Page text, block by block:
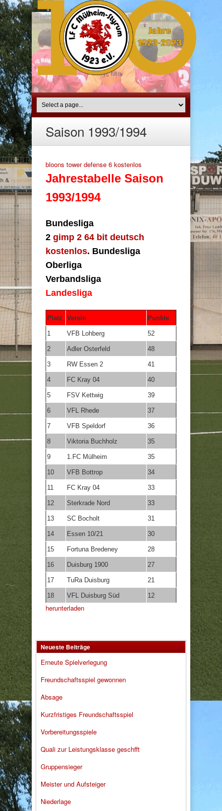
Saison 1993/1994
bloons tower defense 6 kostenlos
Jahrestabelle Saison
1993/1994
Bundesliga
2 gimp 2 64 bit deutsch
kostenlos. Bundesliga
Oberliga
Verbandsliga
Landesliga
Platz Verein Punkte
1 VFB Lohberg 52
2 Adler Osterfeld 48
3 RW Essen 2 41
4 FC Kray 04 40
5 FSV Kettwig 39
6 VFL Rhede 37
7 VFB Speldorf 36
8 Viktoria Buchholz 35
9 1.FC Mülheim 35
10 VFB Bottrop 34
11 FC Kray 04 33
12 Sterkrade Nord 33
13 SC Bocholt 31
14 Essen 10/21 30
15 Fortuna Bredeney 28
16 Duisburg 1900 27
17 TuRa Duisburg 21
18 VFL Duisburg Süd 12
herunterladen
Neueste Beiträge
Erneute Spielverlegung
Freundschaftsspiel gewonnen
Absage
Kurzfristiges Freundschaftsspiel
Vorbereitungsspiele
Quali zur Leistungsklasse geschfft
Gruppensieger
Meister und Aufsteiger
Niederlage